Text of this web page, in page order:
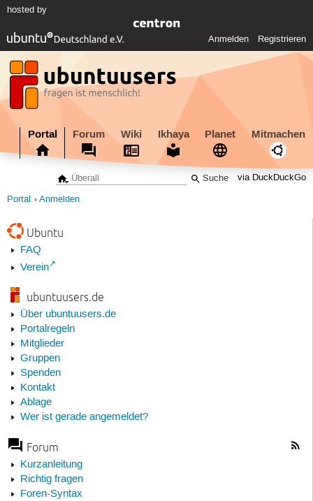
hosted by
Anmelden Registrieren
Portal Forum Wiki Ikhaya Planet Mitmachen
via DuckDuckGo
Portal Anmelden
Ubuntu
FAQ
Verein
ubuntuusers.de
Über ubuntuusers.de
Portalregeln
Mitglieder
Gruppen
Spenden
Kontakt
Ablage
Wer ist gerade angemeldet?
Forum
Kurzanleitung
Richtig fragen
Foren-Syntax